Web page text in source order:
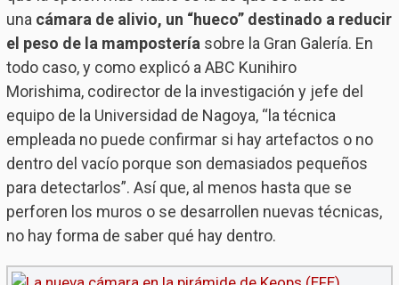
una cámara de alivio, un “hueco” destinado a reducir
el peso de la mampostería sobre la Gran Galería. En
todo caso, y como explicó a ABC Kunihiro
Morishima, codirector de la investigación y jefe del
equipo de la Universidad de Nagoya, “la técnica
empleada no puede confirmar si hay artefactos o no
dentro del vacío porque son demasiados pequeños
para detectarlos”. Así que, al menos hasta que se
perforen los muros o se desarrollen nuevas técnicas,
no hay forma de saber qué hay dentro.